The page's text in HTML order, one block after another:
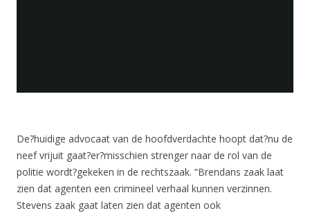
De?huidige advocaat van de hoofdverdachte hoopt dat?nu de
neef vrijuit gaat?er?misschien strenger naar de rol van de
politie wordt?gekeken in de rechtszaak. “Brendans zaak laat
zien dat agenten een crimineel verhaal kunnen verzinnen.
Stevens zaak gaat laten zien dat agenten ook